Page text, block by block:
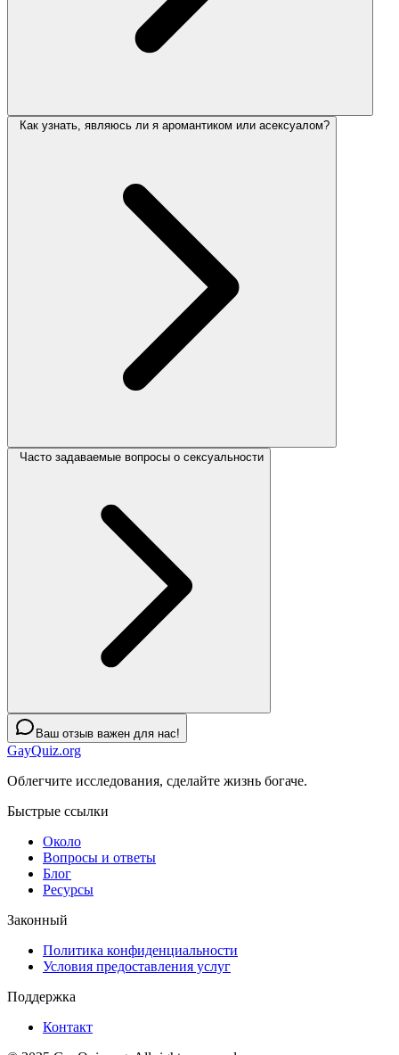
Как узнать, являюсь ли я аромантиком или асексуалом?
Часто задаваемые вопросы о сексуальности
Ваш отзыв важен для нас!
GayQuiz.org
Облегчите исследования, сделайте жизнь богаче.
Быстрые ссылки
Около
Вопросы и ответы
Блог
Ресурсы
Законный
Политика конфиденциальности
Условия предоставления услуг
Поддержка
Контакт